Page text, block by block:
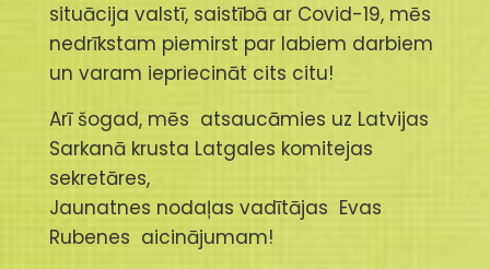
situācija valstī, saistībā ar Covid-19, mēs
nedrīkstam piemirst par labiem darbiem
un varam iepriecināt cits citu!
Arī šogad, mēs atsaucāmies uz Latvijas
Sarkanā krusta Latgales komitejas
sekretāres,
Jaunatnes nodaļas vadītājas Evas
Rubenes aicinājumam!